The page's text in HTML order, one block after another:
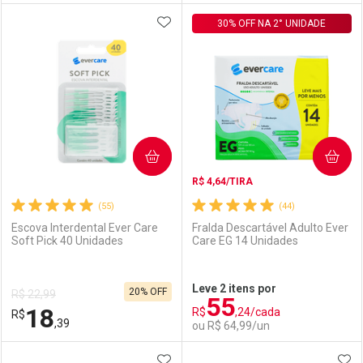
Laboratório
Comprar sem Desconto
Por R$ 91,99/cada
Por Menos
Comprar sem Desconto
Por R$ 91,99/cada
Laboratório
Comprar sem Desconto
Por R$ 18,91/cada
Por Menos
Comprar sem Desconto
Por R$ 18,91/cada
(55)
Escova Interdental Ever Care
Soft Pick 40 Unidades
R$ 22,99
R$18,39
20% OFF
ADICIONAR AOS FAVORITOS
COMPRAR
(44)
R$ 4,64/TIRA
Fralda Descartável Adulto Ever
Care EG 14 Unidades
30% OFF NA 2° UNIDADE
Leve 2 itens por
R$55,24/cada
ou R$ 64,99/un
COMPRAR
ADICIONAR AOS FAVORITOS